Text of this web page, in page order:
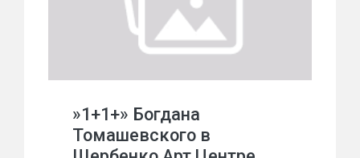
»1+1+» Богдана
Томашевского в